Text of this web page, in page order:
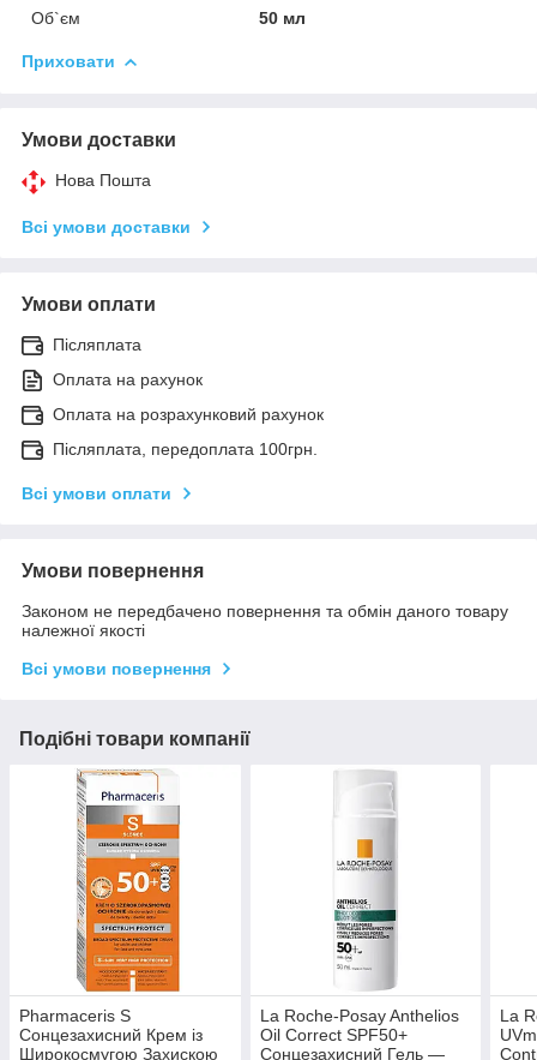
Об`єм 50 мл
Приховати
Умови доставки
Нова Пошта
Всі умови доставки
Умови оплати
Післяплата
Оплата на рахунок
Оплата на розрахунковий рахунок
Післяплата, передоплата 100грн.
Всі умови оплати
Умови повернення
Законом не передбачено повернення та обмін даного товару
належної якості
Всі умови повернення
Подібні товари компанії
Pharmaceris S
Сонцезахисний Крем із
Широкосмугою Захискою
La Roche-Posay Anthelios
Oil Correct SPF50+
Сонцезахисний Гель —
La